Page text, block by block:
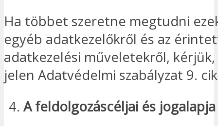
Ha többet szeretne megtudni
egyéb adatkezelőkről és az
adatkezelési műveletekről, kérjük,
jelen Adatvédelmi szabályzat 9.
A feldolgozáscéljai és jogalapja